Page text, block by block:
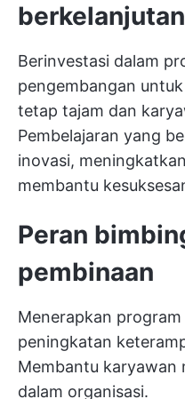
berkelanjutan
Berinvestasi dalam
pengembangan
tetap tajam dan
Pembelajaran yang
inovasi,
membantu
Peran
pembinaan
Menerapkan
peningkatan
Membantu karyawan
dalam organisasi.